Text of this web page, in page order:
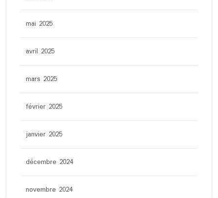
mai 2025
avril 2025
mars 2025
février 2025
janvier 2025
décembre 2024
novembre 2024